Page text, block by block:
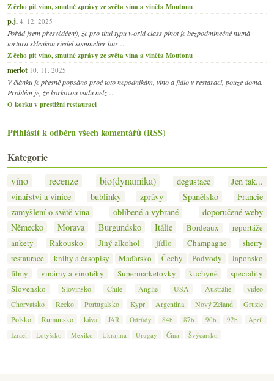
Z čeho pít víno, smutné zprávy ze světa vína a viněta Moutonu
p.j. 4. 12. 2025
Pořád jsem přesvědčený, že pro titul typu world class pinot je bezpodmínečně nutná
tortura sklenkou riedel sommelier bur…
Z čeho pít víno, smutné zprávy ze světa vína a viněta Moutonu
merlot 10. 11. 2025
V článku je přesně popsáno proč toto nepodnikám, víno a jídlo v restaraci, pouze doma.
Problém je, že korkovou vadu nelz…
O korku v prestižní restauraci
Přihlásit k odběru všech komentářů (RSS)
Kategorie
víno recenze bio(dynamika) degustace
Jen tak...
vinařství a vinice
bublinky zprávy Španělsko
Francie
zamyšlení o světě vína
oblíbené a vybrané
doporučené weby
Německo
Morava Burgundsko Itálie Bordeaux
reportáže
ankety
Rakousko Jiný alkohol jídlo Champagne
sherry
restaurace
knihy a časopisy Maďarsko Čechy Podvody
Japonsko
filmy
vinárny a vinotéky Supermarketovky kuchyně
speciality
Slovensko
Slovinsko Chile Anglie USA Austrálie
video
Chorvatsko
Řecko Portugalsko Kypr Argentina Nový Zéland
Gruzie
Polsko
Rumunsko káva JAR Odrůdy 84b 87b 90b 92b
Apríl
Izrael
Lotyšsko Mexiko Ukrajina Urugay Čína Švýcarsko